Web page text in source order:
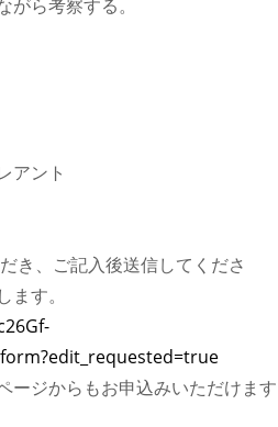
ら考察する。
アント
き、ご記入後送信してくださ
す。
ージからもお申込みいただけます